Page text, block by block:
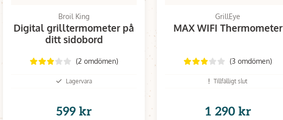
Broil King
Digital grilltermometer på
ditt sidobord
(2 omdömen)
Lagervara
599 kr
GrillEye
MAX WIFI Thermometer
(3 omdömen)
Tillfälligt slut
1 290 kr